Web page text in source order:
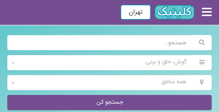
تهران
گوش، حلق و بینی
همه مناطق
جستجو کن